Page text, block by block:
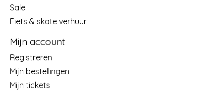
Sale
Fiets & skate verhuur
Mijn account
Registreren
Mijn bestellingen
Mijn tickets